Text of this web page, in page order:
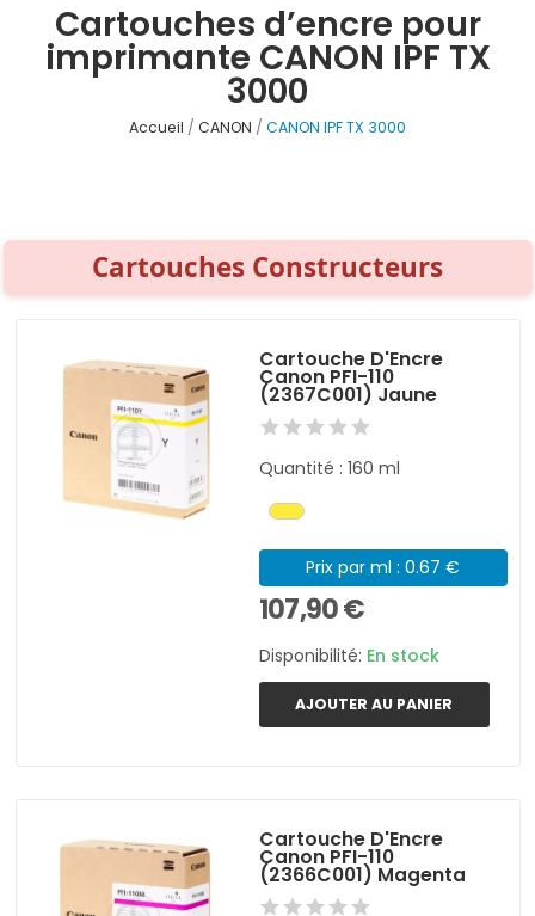
Cartouches d’encre pour
imprimante CANON IPF TX
3000
Accueil CANON CANON IPF TX 3000
Cartouches Constructeurs
Cartouche D'Encre
Canon PFI-110
(2367C001) Jaune
Quantité : 160 ml
Prix par ml : 0.67 €
107,90 €
Disponibilité: En stock
AJOUTER AU PANIER
Cartouche D'Encre
Canon PFI-110
(2366C001) Magenta